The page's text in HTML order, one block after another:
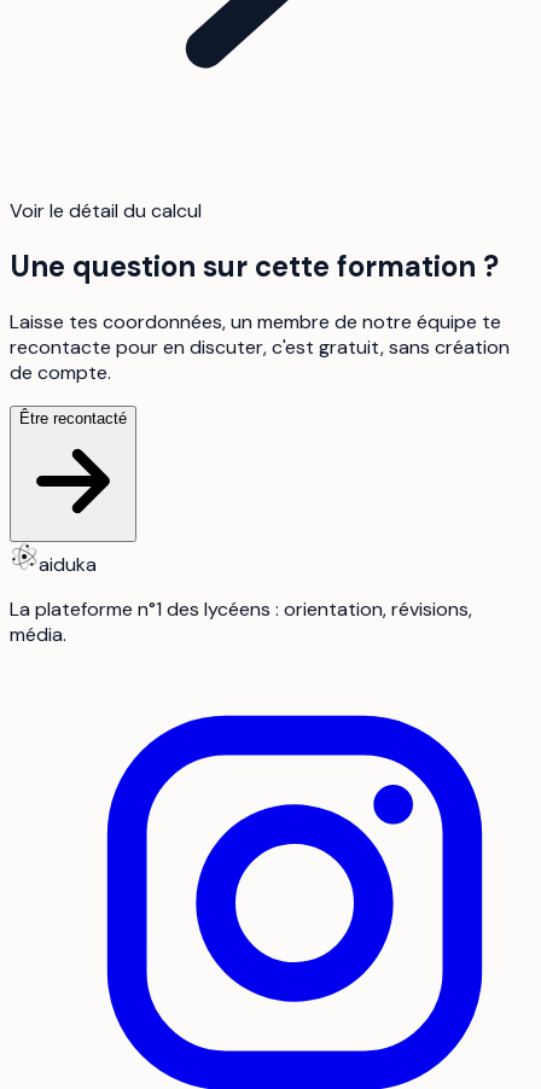
Voir le détail du calcul
Une question sur cette formation ?
Laisse tes coordonnées, un membre de notre équipe te
recontacte pour en discuter, c'est gratuit, sans création
de compte.
Être recontacté
aiduka
La plateforme n°1 des lycéens : orientation, révisions,
média.